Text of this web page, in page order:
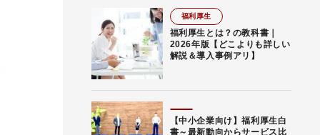
福利厚生
福利厚生とは？の教科書｜
2026年版【どこよりも詳しい
解説＆導入事例アリ】
【中小企業向け】福利厚生白
書～最新動向からサービス比